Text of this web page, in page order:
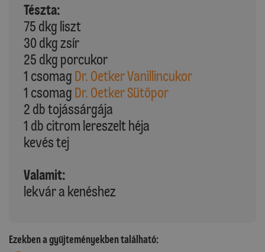
Tészta:
75 dkg liszt
30 dkg zsír
25 dkg porcukor
1 csomag Dr. Oetker Vanillincukor
1 csomag Dr. Oetker Sütőpor
2 db tojássárgája
1 db citrom lereszelt héja
kevés tej
Valamit:
lekvár a kenéshez
Ezekben a gyűjteményekben található: